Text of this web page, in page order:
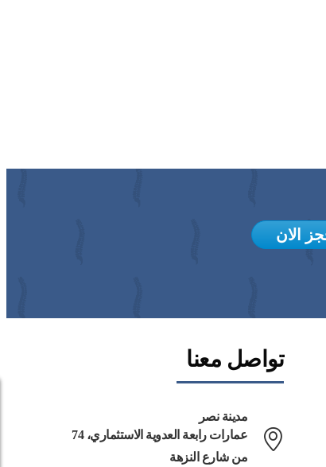
الان
تواصل معنا
مدينة نصر
74 عمارات رابعة العدوية الاستثماري،
من شارع النزهة